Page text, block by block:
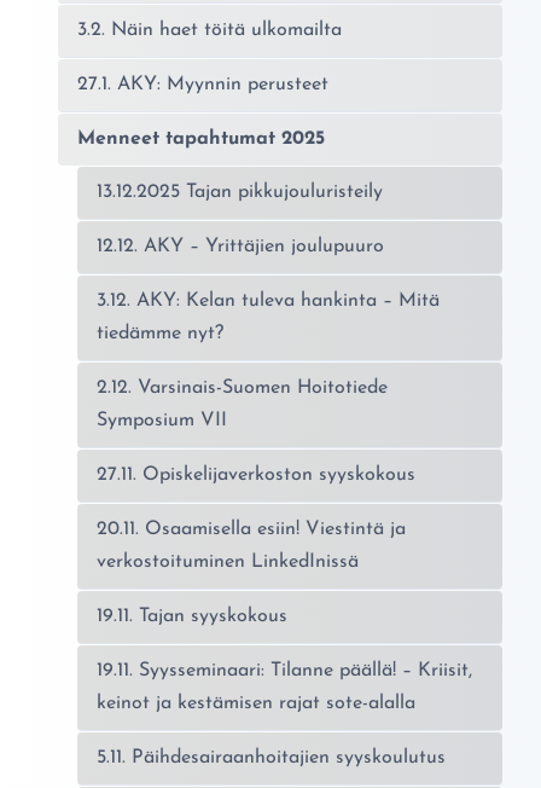
3.2. Näin haet töitä ulkomailta
27.1. AKY: Myynnin perusteet
Menneet tapahtumat 2025
13.12.2025 Tajan pikkujouluristeily
12.12. AKY – Yrittäjien joulupuuro
3.12. AKY: Kelan tuleva hankinta – Mitä
tiedämme nyt?
2.12. Varsinais-Suomen Hoitotiede
Symposium VII
27.11. Opiskelijaverkoston syyskokous
20.11. Osaamisella esiin! Viestintä ja
verkostoituminen LinkedInissä
19.11. Tajan syyskokous
19.11. Syysseminaari: Tilanne päällä! – Kriisit,
keinot ja kestämisen rajat sote-alalla
5.11. Päihdesairaanhoitajien syyskoulutus